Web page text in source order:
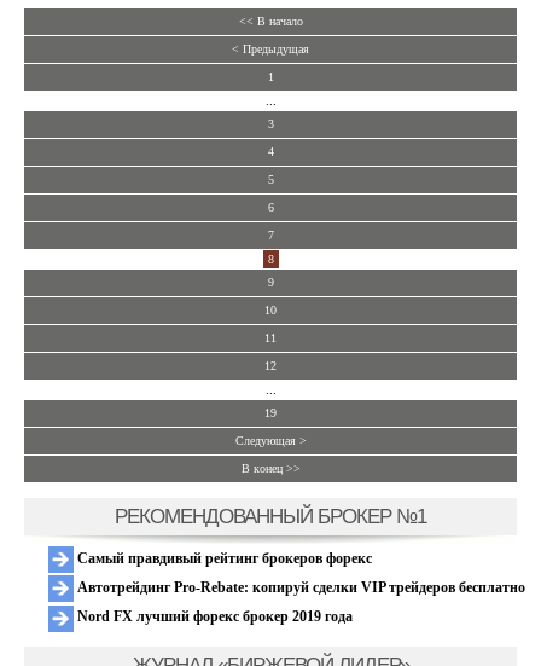
<< В начало
< Предыдущая
1
3
4
5
6
7
8
9
10
11
12
19
Следующая >
В конец >>
РЕКОМЕНДОВАННЫЙ БРОКЕР №1
Самый правдивый рейтинг брокеров форекс
Автотрейдинг Pro-Rebate: копируй сделки VIP трейдеров бесплатно
Nord FX лучший форекс брокер 2019 года